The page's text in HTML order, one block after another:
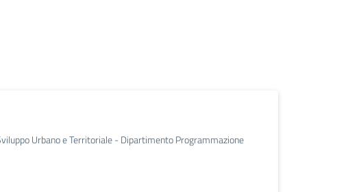
Urbano e Territoriale - Dipartimento Programmazione